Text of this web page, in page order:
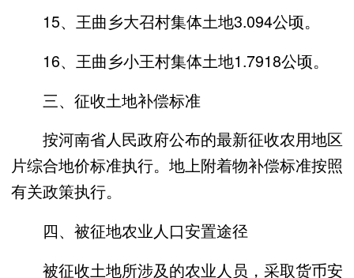
15、王曲乡大召村集体土地3.094公顷。
16、王曲乡小王村集体土地1.7918公顷。
三、征收土地补偿标准
按河南省人民政府公布的最新征收农用地区
片综合地价标准执行。地上附着物补偿标准按照
有关政策执行。
四、被征地农业人口安置途径
被征收土地所涉及的农业人员，采取货币安